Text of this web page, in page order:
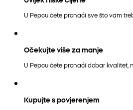
U Pepcu ćete pronaći sve što vam
Očekujte više za manje
U Pepcu ćete pronaći dobar kvalitet,
Kupujte s povjerenjem